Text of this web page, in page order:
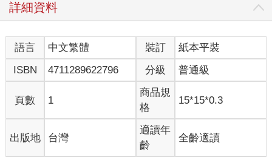
詳細資料
語言 中文繁體 裝訂
紙本平裝
ISBN
4711289622796 分級 普通級
頁數 1
商品規
格
15*15*0.3
出版地 台灣
適讀年
齡
全齡適讀